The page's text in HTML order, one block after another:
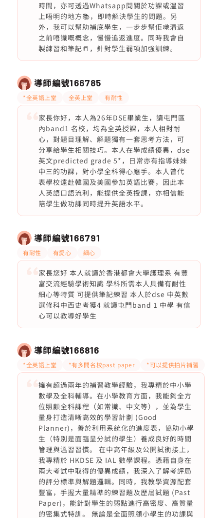
時間，亦可透過Whatsapp問關於功課或溫習
上唔明的地方📚，即時解決學生的問題。另
外，我可以幫助補底學生，一步步幫佢哋清返
之前唔識嘅概念，慢慢追返進度。同時我會自
製練習和筆記📒，針對學生弱項加強訓練。
導師編號166785
*全英語上堂 全英上堂 有耐性
家長你好，本人為26年DSE畢業生，讀屯門區
內band1 名校，均為全英授課，本人相對耐
心，對題目理解、解題獨有一套思考方法，可
分享給學生相關技巧。本人在學成績優異，dse
英文predicted grade 5*，日常亦有指導妹妹
中三的功課，對小學全科得心應手。本人曾代
表學校遠赴韓國及美國參加英語比賽，因此本
人英語口語流利，能提供全英授課，亦相信能
陪學生做功課同時提升英語水平。
導師編號166791
有耐性 有愛心 細心
家長您好 本人就讀於香港都會大學護理系 有豐
富交流經驗學術知識 學科所需本人具備有耐性
細心等特質 可提供筆記練習 本人於dse 中英數
選修科中西史考獲4 就讀屯門band 1 中學 有信
心可以教導好學生
導師編號166816
*全英語上堂 *有多間名校past paper *可以提供拍片補習
擁有超過兩年的補習教學經驗，我專精於中小學
數學及全科輔導。在小學教育方面，我能夠全方
位照顧全科課程（如常識、中文等），並為學生
量身打造清晰高效的學習計劃 (Good
Planner)，善於利用系統化的進度表，協助小學
生（特別是面臨呈分試的學生）養成良好的時間
管理與溫習習慣。 在中高年級及公開試銜接上，
我專精於 HKDSE 及 IAL 數學課程。憑藉自身在
兩大考試中取得的優異成績，我深入了解考評局
的評分標準與解題邏輯。同時，我教學資源配套
豐富，手握大量精準的練習題及歷屆試題 (Past
Paper)，能針對學生的弱點進行高密度、高質量
的密集式特訓。 無論是全面照顧小學生的功課與